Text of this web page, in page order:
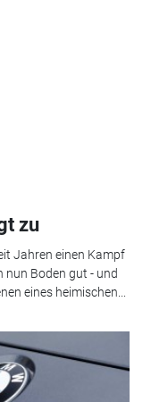
zu
Jahren einen Kampf
nun Boden gut - und
eines heimischen...